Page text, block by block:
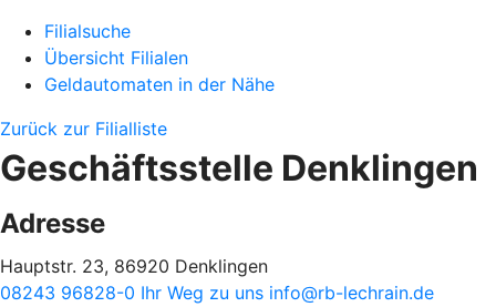
Filialsuche
Übersicht Filialen
Geldautomaten in der Nähe
Zurück zur Filialliste
Geschäftsstelle Denklingen
Adresse
Hauptstr. 23, 86920 Denklingen
08243 96828-0 Ihr Weg zu uns info@rb-lechrain.de